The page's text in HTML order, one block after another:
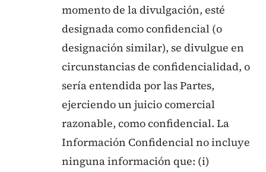
momento de la divulgación, esté
designada como confidencial (o
designación similar), se divulgue en
circunstancias de confidencialidad, o
sería entendida por las Partes,
ejerciendo un juicio comercial
razonable, como confidencial. La
Información Confidencial no incluye
ninguna información que: (i)